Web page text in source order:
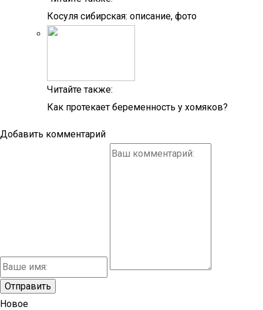
Косуля сибирская: описание, фото
Читайте также:
Как протекает беременность у хомяков?
Добавить комментарий
Новое